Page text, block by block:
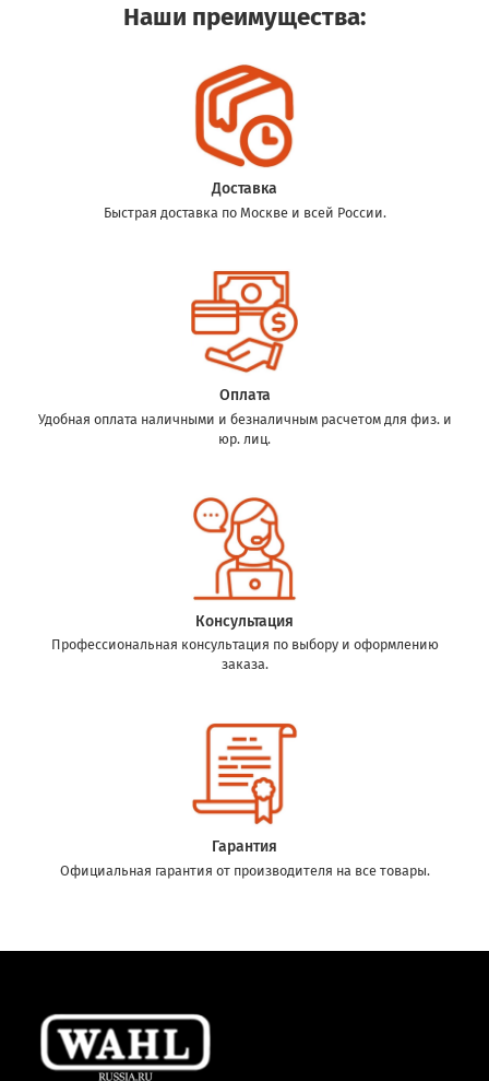
Наши преимущества:
Доставка
Быстрая доставка по Москве и всей России.
Оплата
Удобная оплата наличными и безналичным расчетом для физ. и
юр. лиц.
Консультация
Профессиональная консультация по выбору и оформлению
заказа.
Гарантия
Официальная гарантия от производителя на все товары.